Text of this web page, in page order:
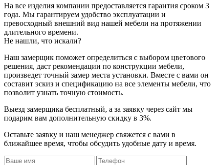
На все изделия компании предоставляется гарантия сроком 3
года. Мы гарантируем удобство эксплуатации и
превосходный внешний вид нашей мебели на протяжении
длительного времени.
Не нашли, что искали?
Наш замерщик поможет определиться с выбором цветового
решения, даст рекомендации по конструкции мебели,
произведет точный замер места установки. Вместе с вами он
составит эскиз и спецификацию на все элементы мебели, что
позволит узнать точную стоимость.
Выезд замерщика бесплатный, а за заявку через сайт мы
подарим вам дополнительную скидку в 3%.
Оставьте заявку и наш менеджер свяжется с вами в
ближайшее время, чтобы обсудить удобные дату и время.